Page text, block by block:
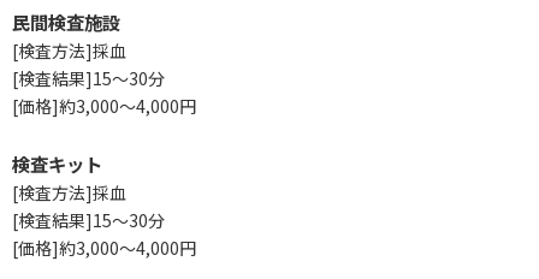
民間検査施設
[検査方法]採血
[検査結果]15～30分
[価格]約3,000～4,000円
検査キット
[検査方法]採血
[検査結果]15～30分
[価格]約3,000～4,000円